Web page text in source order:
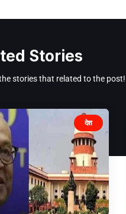
Stories
stories that related to the post!
देश